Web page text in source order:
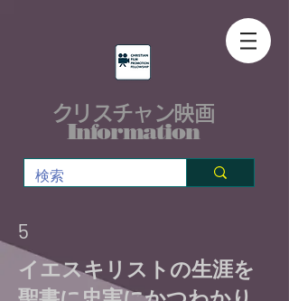
クリスチャン映画
Information
5
イエスキリストの生涯を